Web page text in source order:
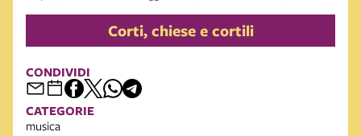
Corti, chiese e cortili
CONDIVIDI
CATEGORIE
musica